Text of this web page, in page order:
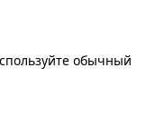
обычный